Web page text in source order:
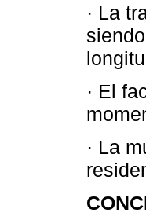
· La
· El
· La